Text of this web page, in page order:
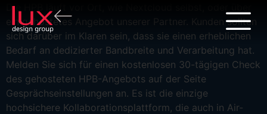
Die HPB läuft vor Ort, wie Nextcloud selbst, oder über
ein gehostetes Angebot unserer Partner. Kunden sollten
sich darüber im Klaren sein, dass sie einen erheblichen
Bedarf an dedizierter Bandbreite und Verarbeitung hat.
Melden Sie sich für einen kostenlosen 30-tägigen Check
des gehosteten HPB-Angebots auf der Seite
Gesprächseinstellungen an. Es ist die einzige
hochsichere Kollaborationsplattform, die auch in Air-